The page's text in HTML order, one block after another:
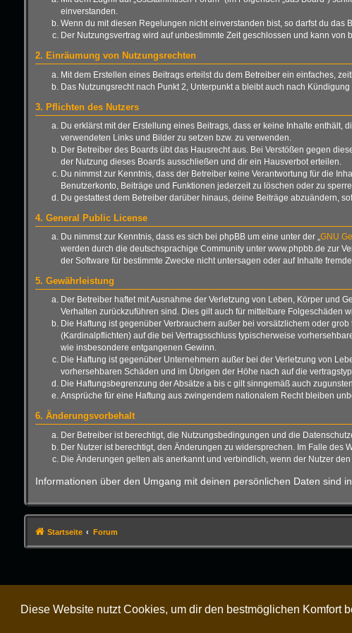
Diese Website nutzt Cookies, um dir den bestmöglichen Komfort
einverstanden.
Wenn du mit diesen Regelungen nicht einverstanden bist, so darfst du
Der Nutzungsvertrag wird auf unbestimmte Zeit geschlossen und kann
2. Einräumung von Nutzungsrechten
Mit dem Erstellen eines Beitrags erteilst du dem Betreiber ein einfaches,
Das Nutzungsrecht nach Punkt 2, Unterpunkt a bleibt auch nach
3. Pflichten des Nutzers
Du erklärst mit der Erstellung eines Beitrags, dass er keine Inhalte
verwendeten Links und Bilder zu setzen bzw. zu verwenden.
Der Betreiber des Boards übt das Hausrecht aus. Bei Verstößen gegen
der Nutzung dieses Boards ausschließen und dir ein Hausverbot erteilen.
Du nimmst zur Kenntnis, dass der Betreiber keine Verantwortung für die
Benutzerkonto, Beiträge und Funktionen jederzeit zu löschen oder zu
Du gestattest dem Betreiber darüber hinaus, deine Beiträge abzuändern,
4. General Public License
Du nimmst zur Kenntnis, dass es sich bei phpBB um eine unter der „GNU
werden durch die deutschsprachige Community unter www.phpbb.de zur
der Software für bestimmte Zwecke nicht untersagen oder auf Inhalte
5. Gewährleistung
Der Betreiber haftet mit Ausnahme der Verletzung von Leben, Körper und
Verhalten zurückzuführen sind. Dies gilt auch für mittelbare Folgeschäden
Die Haftung ist gegenüber Verbrauchern außer bei vorsätzlichem oder
(Kardinalpflichten) auf die bei Vertragsschluss typischerweise
wie insbesondere entgangenen Gewinn.
Die Haftung ist gegenüber Unternehmern außer bei der Verletzung von
vorhersehbaren Schäden und im Übrigen der Höhe nach auf die
Die Haftungsbegrenzung der Absätze a bis c gilt sinngemäß auch
Ansprüche für eine Haftung aus zwingendem nationalem Recht bleiben
6. Änderungsvorbehalt
Der Betreiber ist berechtigt, die Nutzungsbedingungen und die
Der Nutzer ist berechtigt, den Änderungen zu widersprechen. Im Falle des
Die Änderungen gelten als anerkannt und verbindlich, wenn der Nutzer
Informationen über den Umgang mit deinen persönlichen Daten sind
Startseite Forum